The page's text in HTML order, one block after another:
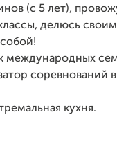
(с 5 лет),
делюсь
международных
соревнований
кухня.